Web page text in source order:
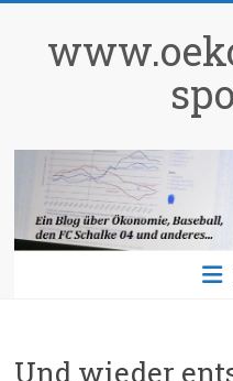
springen
Und wieder